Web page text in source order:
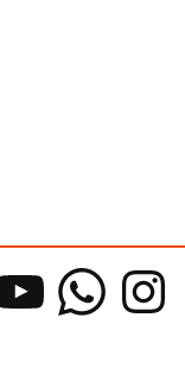
YouTube WhatsAppInstagram